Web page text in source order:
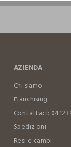
AZIENDA
Chi siamo
Franchising
Contattaci:
Spedizioni
Resi e cambi